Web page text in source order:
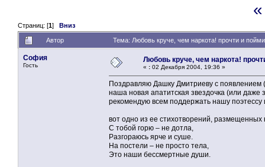
Страниц: [1] Вниз
Автор Тема: Любовь круче, чем наркота! прочти и
София
Гость
Любовь круче, чем наркота!
« : 02 Декабря 2004, 19:36 »
Поздравляю Дашку Дмитриеву с появлением
наша новая апатитская звездочка (или даже
рекомендую всем поддержать нашу поэтессу
вот одно из ее стихотворений, размещенных
С тобой горю – не дотла,
Разгораюсь ярче и суше.
На постели – не просто тела,
Это наши бессмертные души.